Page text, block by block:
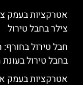
צילר בחבל טירול
חבל טירול
בחבל טירול